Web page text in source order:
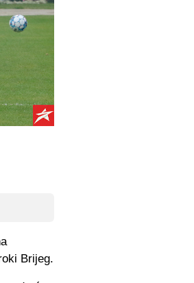
Brijeg.